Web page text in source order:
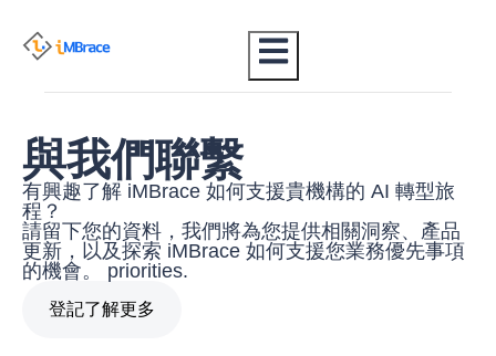
與我們聯繫
有興趣了解 iMBrace 如何支援貴機構的 AI 轉型旅
程？
請留下您的資料，我們將為您提供相關洞察、產品
更新，以及探索 iMBrace 如何支援您業務優先事項
的機會。 priorities.
登記了解更多